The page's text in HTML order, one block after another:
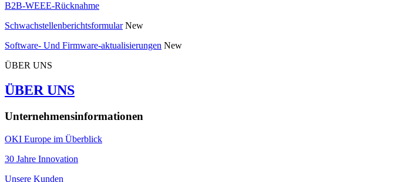
B2B-WEEE-Rücknahme
Schwachstellenberichtsformular New
Software- Und Firmware-aktualisierungen New
ÜBER UNS
ÜBER UNS
Unternehmensinformationen
OKI Europe im Überblick
30 Jahre Innovation
Unsere Kunden